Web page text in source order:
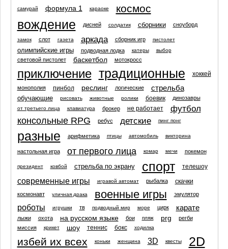
самурай формула 1 караоке космос
вождение дисней солдатик сборники сноуборд
замок слот газета аркада сборник игр пистолет
олимпийские игры подводная лодка катеры выбор
световой пистолет баскетбол мотокросс
приключение традиционные хоккей
монополия пинбол реслинг логические стрельба
обучающие рисовать животные ролики боевик динозавры
от третьего лица клавиатура брокер не работает футбол
консольные RPG ребус детские пинг понг
разные арифметика птицы автомобиль викторина
настольная игра от первого лица комар мечи покемон
президент ковбой стрельба по экрану спорт телешоу
современные игры игравой автомат рыбалка скачки
космонавт уличная драка военные игры эмулятор
роботы игрушки тв подводный мир море цирк карате
лыжи охота на русском языке бои пляж prg
регби
миссия
крикет шоу теннис бокс ходилка
избей их всех коньки женщина 3D квесты 2D